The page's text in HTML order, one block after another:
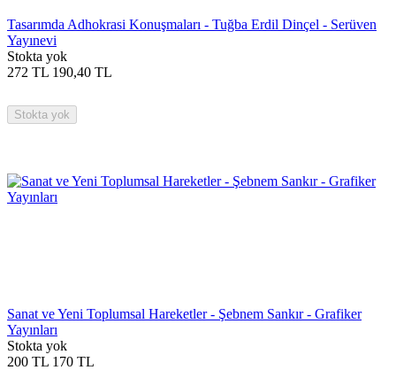
Tasarımda Adhokrasi Konuşmaları - Tuğba Erdil Dinçel - Serüven
Yayınevi
Stokta yok
272 TL 190,40 TL
Stokta yok
Sanat ve Yeni Toplumsal Hareketler - Şebnem Sankır - Grafiker
Yayınları
Stokta yok
200 TL 170 TL